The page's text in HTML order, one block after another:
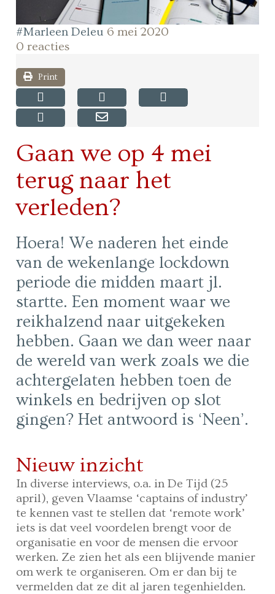
#Marleen Deleu 6 mei 2020
0 reacties
Print
Gaan we op 4 mei
terug naar het
verleden?
Hoera! We naderen het einde
van de wekenlange lockdown
periode die midden maart jl.
startte. Een moment waar we
reikhalzend naar uitgekeken
hebben. Gaan we dan weer naar
de wereld van werk zoals we die
achtergelaten hebben toen de
winkels en bedrijven op slot
gingen? Het antwoord is ‘Neen’.
Nieuw inzicht
In diverse interviews, o.a. in De Tijd (25
april), geven Vlaamse ‘captains of industry’
te kennen vast te stellen dat ‘remote work’
iets is dat veel voordelen brengt voor de
organisatie en voor de mensen die ervoor
werken. Ze zien het als een blijvende manier
om werk te organiseren. Om er dan bij te
vermelden dat ze dit al jaren tegenhielden.